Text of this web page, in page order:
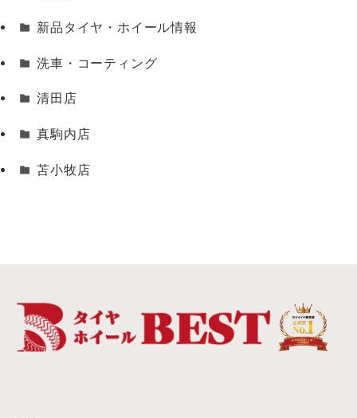
新品タイヤ・ホイール情報
洗車・コーティング
清田店
真駒内店
苫小牧店